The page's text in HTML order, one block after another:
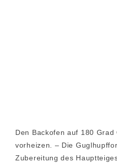
Den Backofen auf 180
vorheizen. – Die
Zubereitung des